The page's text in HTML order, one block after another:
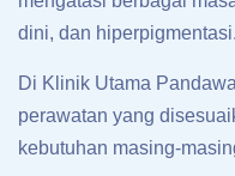
dini, dan hiperpigmentasi.
Di Klinik Utama
perawatan yang
kebutuhan masing-